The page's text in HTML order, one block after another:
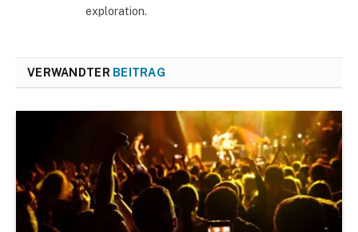
exploration.
VERWANDTER BEITRAG